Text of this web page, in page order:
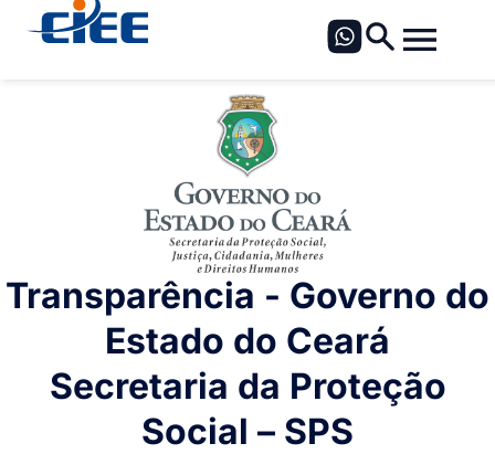
Transparência - Governo do
Estado do Ceará
Secretaria da Proteção
Social – SPS